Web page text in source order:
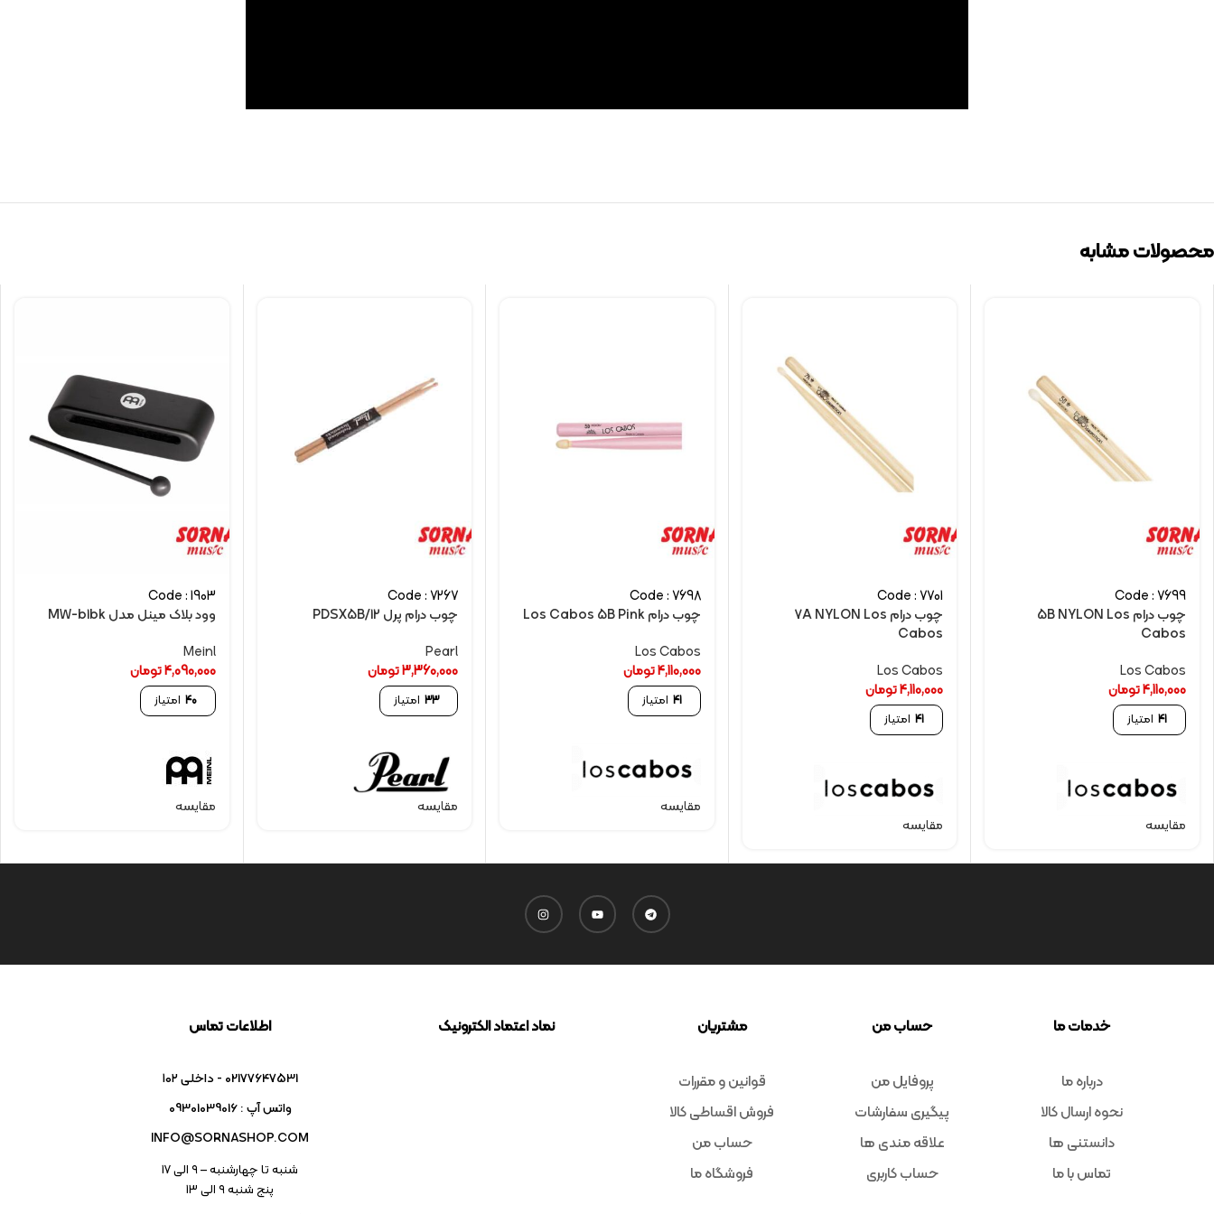
محصولات مشابه
Code : 7699
چوب درام 5B NYLON Los
Cabos
Los Cabos
4,110,000تومان
41 امتیاز
مقایسه
Code : 7701
چوب درام 7A NYLON Los
Cabos
Los Cabos
4,110,000تومان
41 امتیاز
مقایسه
Code : 7698
چوب درام Los Cabos 5B Pink
Los Cabos
4,110,000تومان
41 امتیاز
مقایسه
Code : 7267
چوب درام پرل PDSX5B/12
Pearl
3,360,000تومان
33 امتیاز
مقایسه
Code : 1903
وود بلاک مینل مدل MW-b1bk
Meinl
4,090,000تومان
40 امتیاز
مقایسه
خدمات ما
درباره ما
نحوه ارسال کالا
دانستنی ها
تماس با ما
حساب من
پروفایل من
پیگیری سفارشات
علاقه مندی ها
حساب کاربری
مشتریان
قوانین و مقررات
فروش اقساطی کالا
حساب من
فروشگاه ما
نماد اعتماد الکترونیک اطلاعات تماس
02177647531 - داخلی ۱۰۲
واتس آپ : 09301039016
INFO@SORNASHOP.COM
شنبه تا چهارشنبه – ۹ الی 17
پنج شنبه ۹ الی 13